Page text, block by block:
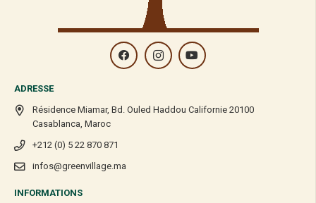
ADRESSE
Résidence Miamar, Bd. Ouled Haddou Californie 20100
Casablanca, Maroc
+212 (0) 5 22 870 871
infos@greenvillage.ma
INFORMATIONS